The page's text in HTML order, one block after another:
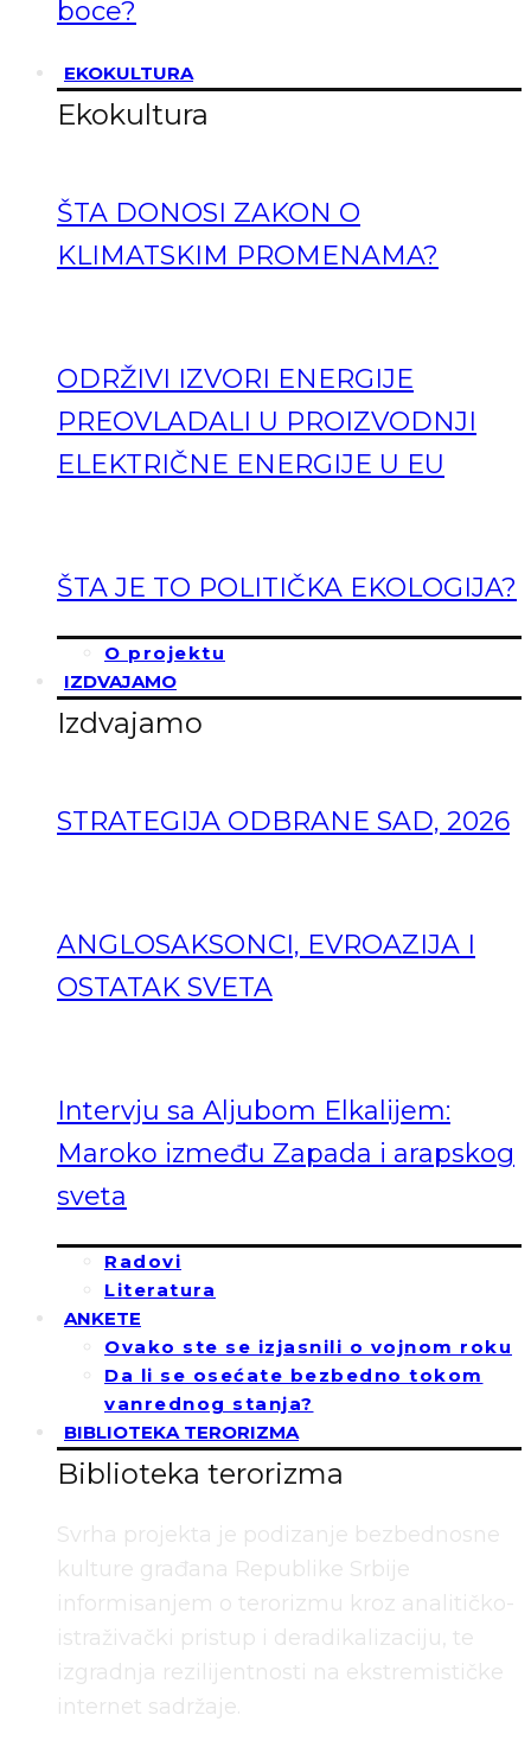
boce?
EKOKULTURA
Ekokultura
ŠTA DONOSI ZAKON O
KLIMATSKIM PROMENAMA?
ODRŽIVI IZVORI ENERGIJE
PREOVLADALI U PROIZVODNJI
ELEKTRIČNE ENERGIJE U EU
ŠTA JE TO POLITIČKA EKOLOGIJA?
O projektu
IZDVAJAMO
Izdvajamo
STRATEGIJA ODBRANE SAD, 2026
ANGLOSAKSONCI, EVROAZIJA I
OSTATAK SVETA
Intervju sa Aljubom Elkalijem:
Maroko između Zapada i arapskog
sveta
Radovi
Literatura
ANKETE
Ovako ste se izjasnili o vojnom roku
Da li se osećate bezbedno tokom
vanrednog stanja?
BIBLIOTEKA TERORIZMA
Biblioteka terorizma
Svrha projekta je podizanje bezbednosne
kulture građana Republike Srbije
informisanjem o terorizmu kroz analitičko-
istraživački pristup i deradikalizaciju, te
izgradnja rezilijentnosti na ekstremističke
internet sadržaje.